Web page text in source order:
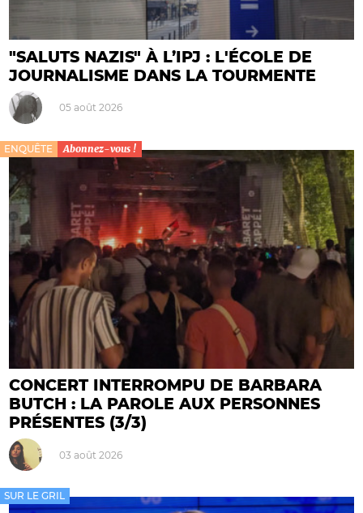
"SALUTS NAZIS" À L’IPJ : L'ÉCOLE DE
JOURNALISME DANS LA TOURMENTE
05 août 2026
ENQUÊTE Abonnez-vous !
CONCERT INTERROMPU DE BARBARA
BUTCH : LA PAROLE AUX PERSONNES
PRÉSENTES (3/3)
03 août 2026
SUR LE GRIL